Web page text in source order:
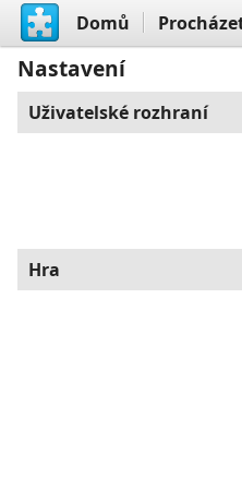
Domů
Nastavení
Uživatelské rozhraní
Hra